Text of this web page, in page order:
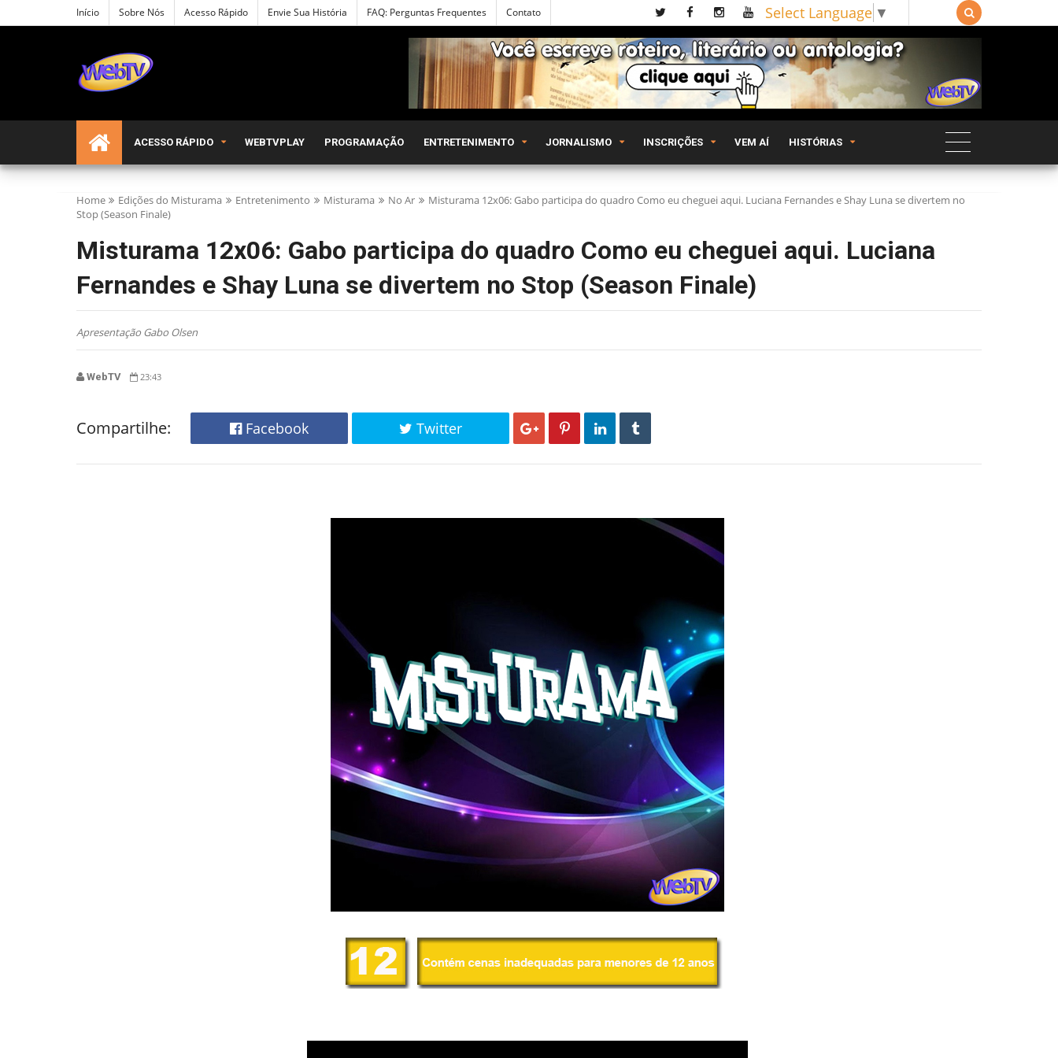
Início Sobre Nós Acesso Rápido Envie Sua História FAQ: Perguntas Frequentes Contato Select Language ▼ 
ACESSO RÁPIDO WEBTVPLAY PROGRAMAÇÃO ENTRETENIMENTO JORNALISMO INSCRIÇÕES VEM AÍ HISTÓRIAS
Home Edições do Misturama Entretenimento Misturama No Ar
Misturama 12x06: Gabo participa do quadro Como eu cheguei aqui. Luciana Fernandes e Shay Luna se divertem no
Stop (Season Finale)
Misturama 12x06: Gabo participa do quadro Como eu cheguei aqui. Luciana
Fernandes e Shay Luna se divertem no Stop (Season Finale)
Apresentação Gabo Olsen
WebTV 23:43
Compartilhe: Facebook Twitter